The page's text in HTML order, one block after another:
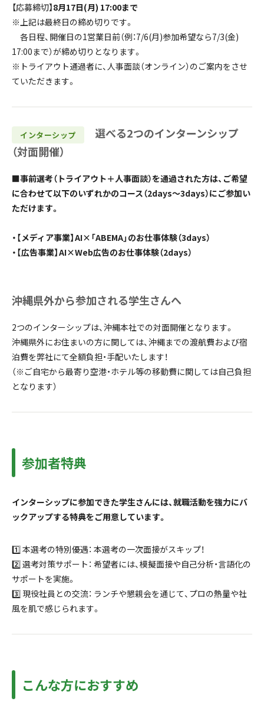
【応募締切】8月17日(月) 17:00まで
※上記は最終日の締め切りです。
各日程、開催日の1営業日前（例：7/6(月)参加希望なら7/3(金)
17:00まで）が締め切りとなります。
※トライアウト通過者に、人事面談（オンライン）のご案内をさせ
ていただきます。
インターシップ
選べる2つのインターンシップ
（対面開催）
■事前選考（トライアウト＋人事面談）を通過された方は、ご希望
に合わせて以下のいずれかのコース（2days〜3days）にご参加い
ただけます。
・【メディア事業】AI×「ABEMA」のお仕事体験（3days）
・【広告事業】AI×Web広告のお仕事体験（2days）
沖縄県外から参加される学生さんへ
2つのインターシップは、沖縄本社での対面開催となります。
沖縄県外にお住まいの方に関しては、沖縄までの渡航費および宿
泊費を弊社にて全額負担・手配いたします！
（※ご自宅から最寄り空港・ホテル等の移動費に関しては自己負担
となります）
参加者特典
インターシップに参加できた学生さんには、就職活動を強力にバ
ックアップする特典をご用意しています。
1️⃣ 本選考の特別優遇： 本選考の一次面接がスキップ！
2️⃣ 選考対策サポート： 希望者には、模擬面接や自己分析・言語化の
サポートを実施。
3️⃣ 現役社員との交流： ランチや懇親会を通じて、プロの熱量や社
風を肌で感じられます。
こんな方におすすめ